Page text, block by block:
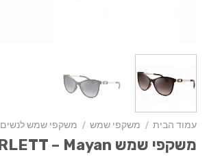
עמוד הבית / משקפי שמש / משקפי שמש לנשים
משקפי שמש CHARLETT – Mayan